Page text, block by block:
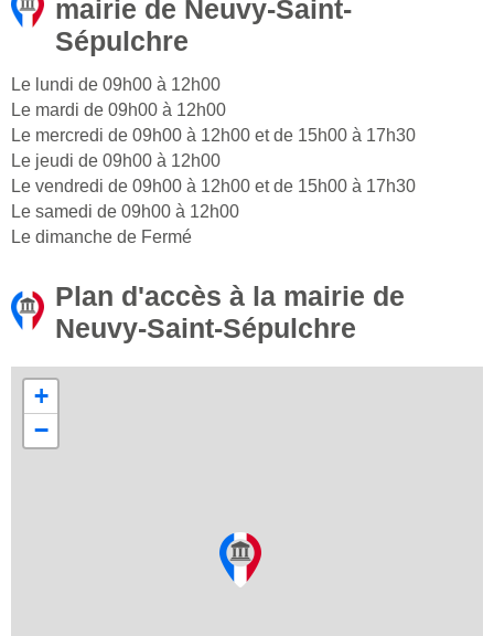
mairie de Neuvy-Saint-
Sépulchre
Le lundi de 09h00 à 12h00
Le mardi de 09h00 à 12h00
Le mercredi de 09h00 à 12h00 et de 15h00 à 17h30
Le jeudi de 09h00 à 12h00
Le vendredi de 09h00 à 12h00 et de 15h00 à 17h30
Le samedi de 09h00 à 12h00
Le dimanche de Fermé
Plan d'accès à la mairie de
Neuvy-Saint-Sépulchre
+
−